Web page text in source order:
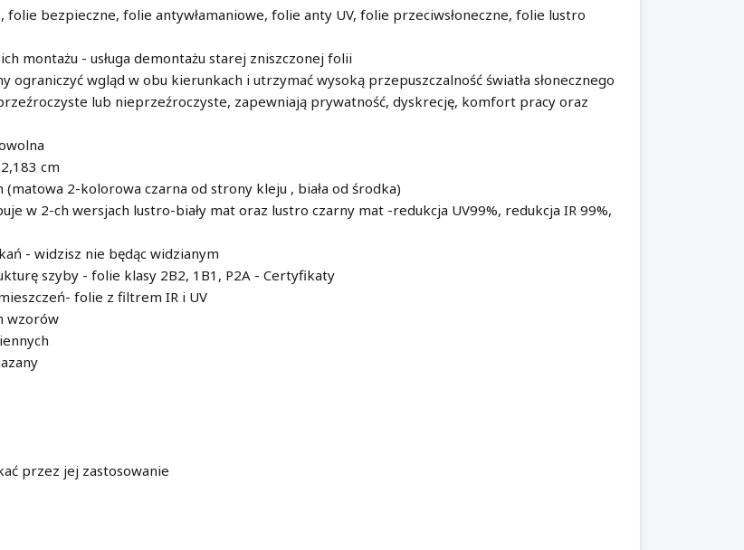
bezpieczne, folie antywłamaniowe, folie anty UV, folie przeciwsłoneczne, folie lustro
montażu - usługa demontażu starej zniszczonej folii
ograniczyć wgląd w obu kierunkach i utrzymać wysoką przepuszczalność światła słonecznego
lub nieprzeźroczyste, zapewniają prywatność, dyskrecję, komfort pracy oraz
cm
2-kolorowa czarna od strony kleju , biała od środka)
w 2-ch wersjach lustro-biały mat oraz lustro czarny mat -redukcja UV99%, redukcja IR 99%,
- widzisz nie będąc widzianym
szyby - folie klasy 2B2, 1B1, P2A - Certyfikaty
folie z filtrem IR i UV
wzorów
przez jej zastosowanie